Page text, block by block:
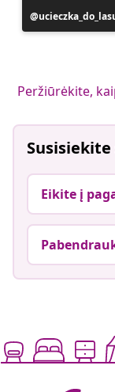
Įrašą
paskelbė
Peržiūrėkite,
Eikite į